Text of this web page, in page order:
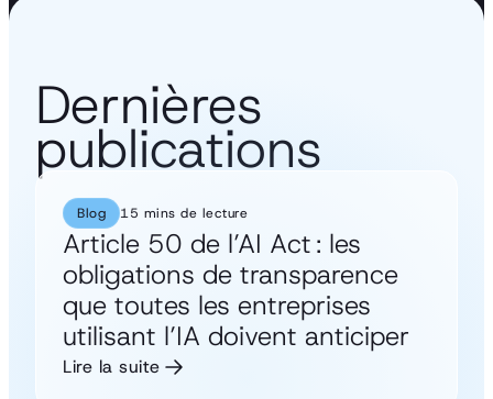
Dernières
publications
Blog 15 mins de lecture
Article 50 de l’AI Act : les
obligations de transparence
que toutes les entreprises
utilisant l’IA doivent anticiper
Lire la suite